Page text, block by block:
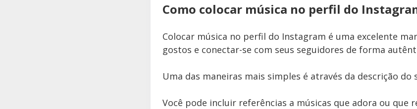
Como colocar música no perfil do
Colocar música no perfil do Instagram é uma excelente
gostos e conectar-se com seus seguidores de forma
Uma das maneiras mais simples é através da descrição do
Você pode incluir referências a músicas que adora ou que